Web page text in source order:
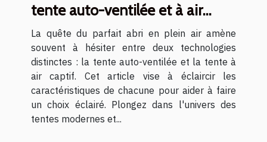
tente auto-ventilée et à air
captif
La quête du parfait abri en plein air amène
souvent à hésiter entre deux technologies
distinctes : la tente auto-ventilée et la tente à
air captif. Cet article vise à éclaircir les
caractéristiques de chacune pour aider à faire
un choix éclairé. Plongez dans l'univers des
tentes modernes et...